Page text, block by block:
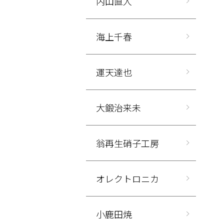
海上千春
運天達也
大鍛治来未
翁再生硝子工房
オレクトロニカ
小鹿田焼